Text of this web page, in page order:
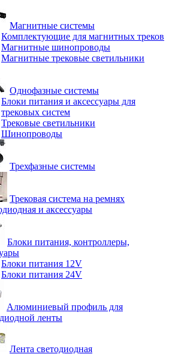
Магнитные системы
Комплектующие для магнитных треков
Магнитные шинопроводы
Магнитные трековые светильники
Однофазные системы
Блоки питания и аксессуары для
трековых систем
Трековые светильники
Шинопроводы
Трехфазные системы
Трековая система на ремнях
и аксессуары
Блоки питания, контроллеры,
Блоки питания 12V
Блоки питания 24V
Алюминиевый профиль для
ленты
Лента светодиодная